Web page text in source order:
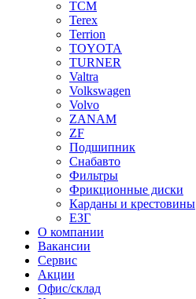
TCM
Terex
Terrion
TOYOTA
TURNER
Valtra
Volkswagen
Volvo
ZANAM
ZF
Подшипник
Снабавто
Фильтры
Фрикционные диски
Карданы и крестовины
ЕЗГ
О компании
Вакансии
Сервис
Акции
Офис/склад